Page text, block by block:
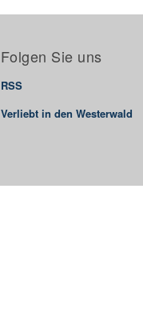
Folgen Sie uns
RSS
Verliebt in den Westerwald